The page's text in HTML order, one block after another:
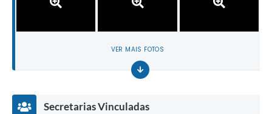
VER MAIS FOTOS
Secretarias Vinculadas